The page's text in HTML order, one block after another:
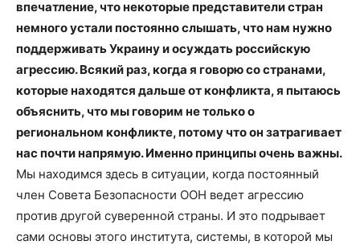
впечатление, что некоторые представители стран
немного устали постоянно слышать, что нам нужно
поддерживать Украину и осуждать российскую
агрессию. Всякий раз, когда я говорю со странами,
которые находятся дальше от конфликта, я пытаюсь
объяснить, что мы говорим не только о
региональном конфликте, потому что он затрагивает
нас почти напрямую. Именно принципы очень важны.
Мы находимся здесь в ситуации, когда постоянный
член Совета Безопасности ООН ведет агрессию
против другой суверенной страны. И это подрывает
сами основы этого института, системы, в которой мы